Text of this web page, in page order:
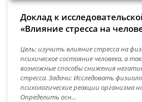
Доклад к
«Влияние стресса на
Цель: изучить влияние стресса на
психическое состояние человека, а
возможные способы снижения
стресса. Задачи: Исследовать
психологические реакции организма
Определить осн…